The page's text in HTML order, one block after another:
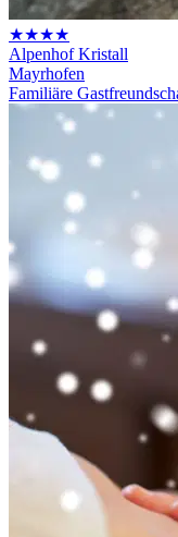
★★★★
Alpenhof Kristall
Mayrhofen
Familiäre